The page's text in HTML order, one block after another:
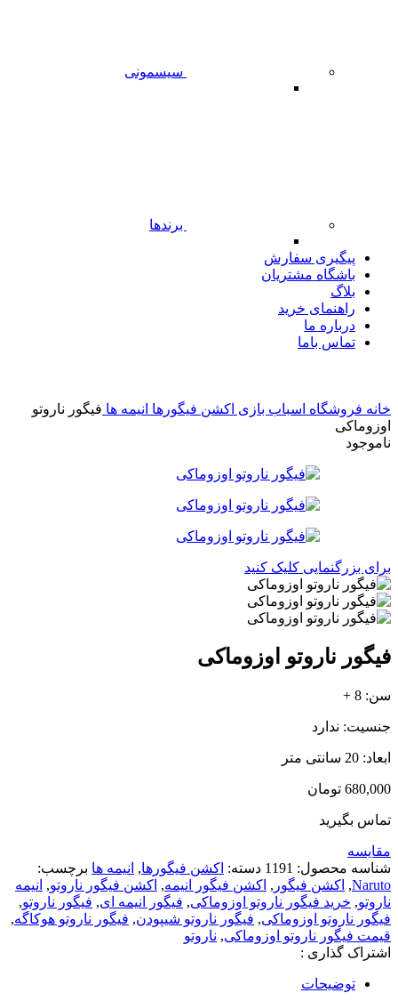
سیسمونی
برندها
پیگیری سفارش
باشگاه مشتریان
بلاگ
راهنمای خرید
درباره ما
تماس باما
خانه فروشگاه اسباب بازی اکشن فیگورها انیمه ها فیگور ناروتو
اوزوماکی
ناموجود
برای بزرگنمایی کلیک کنید
فیگور ناروتو اوزوماکی
سن: 8 +
جنسیت: ندارد
ابعاد: 20 سانتی متر
680,000 تومان
تماس بگیرید
مقایسه
شناسه محصول: 1191 دسته: اکشن فیگورها, انیمه ها برچسب:
Naruto
, اکشن فیگور , اکشن فیگور انیمه, اکشن فیگور ناروتو, انیمه
ناروتو, خرید فیگور ناروتو اوزوماکی, فیگور انیمه ای, فیگور ناروتو,
فیگور ناروتو اوزوماکی, فیگور ناروتو شیپودن, فیگور ناروتو هوکاگه,
قیمت فیگور ناروتو اوزوماکی, ناروتو
اشتراک گذاری :
توضیحات